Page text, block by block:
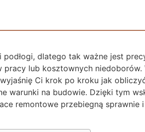
dlatego tak ważne jest
pracy lub kosztownych niedoborów.
Ci krok po kroku jak
warunki na budowie. Dzięki tym
remontowe przebiegną sprawnie